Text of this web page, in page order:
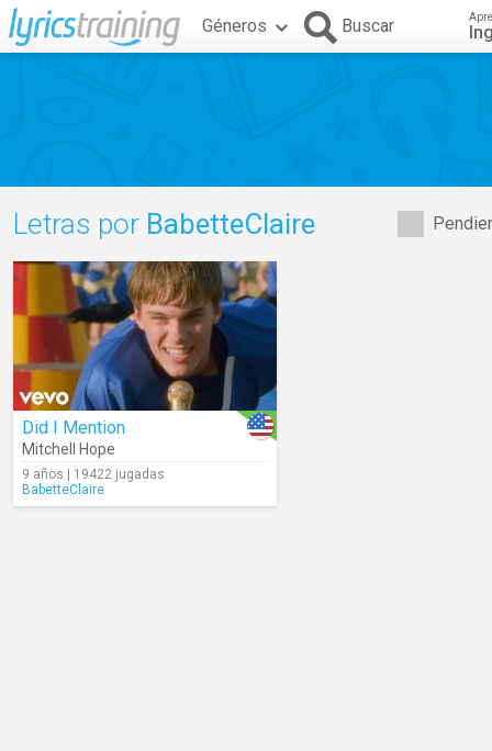
Géneros Buscar
Letras por BabetteClaire
Did I Mention
Mitchell Hope
9 años | 19422 jugadas
BabetteClaire